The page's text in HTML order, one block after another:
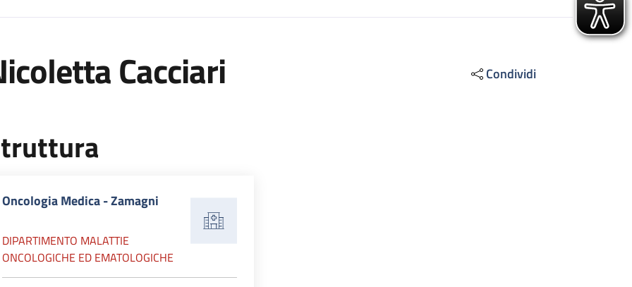
Cacciari Condividi
Oncologia Medica - Zamagni
DIPARTIMENTO MALATTIE
ONCOLOGICHE ED EMATOLOGICHE